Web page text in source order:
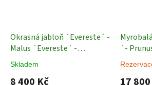
Okrasná jabloň ´Evereste´ -
Malus ´Evereste´ -
vícekmen
Skladem
8 400 Kč
´-
380 cm -
17